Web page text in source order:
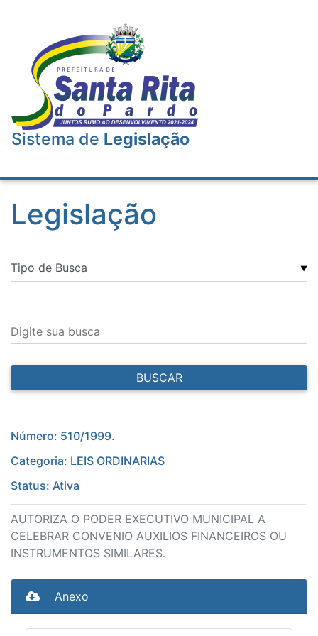
Sistema de Legislação
Legislação
▼
Digite sua busca
BUSCAR
Número: 510/1999.
Categoria: LEIS ORDINARIAS
Status: Ativa
AUTORIZA O PODER EXECUTIVO MUNICIPAL A
CELEBRAR CONVENIO AUXILIOS FINANCEIROS OU
INSTRUMENTOS SIMILARES.
Anexo